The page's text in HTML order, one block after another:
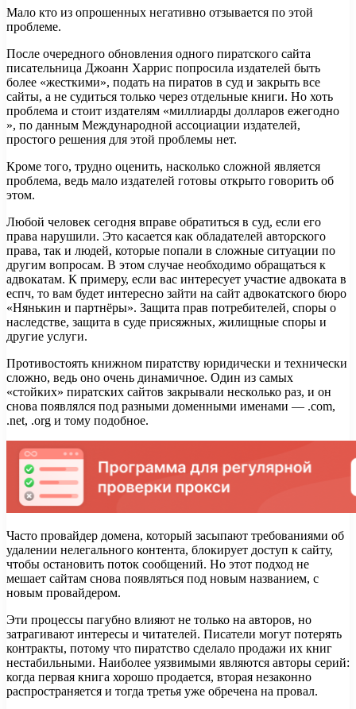
Мало кто из опрошенных негативно отзывается по этой
проблеме.
После очередного обновления одного пиратского сайта
писательница Джоанн Харрис попросила издателей быть
более «жесткими», подать на пиратов в суд и закрыть все
сайты, а не судиться только через отдельные книги. Но хоть
проблема и стоит издателям «миллиарды долларов ежегодно
», по данным Международной ассоциации издателей,
простого решения для этой проблемы нет.
Кроме того, трудно оценить, насколько сложной является
проблема, ведь мало издателей готовы открыто говорить об
этом.
Любой человек сегодня вправе обратиться в суд, если его
права нарушили. Это касается как обладателей авторского
права, так и людей, которые попали в сложные ситуации по
другим вопросам. В этом случае необходимо обращаться к
адвокатам. К примеру, если вас интересует участие адвоката в
еспч, то вам будет интересно зайти на сайт адвокатского бюро
«Нянькин и партнёры». Защита прав потребителей, споры о
наследстве, защита в суде присяжных, жилищные споры и
другие услуги.
Противостоять книжном пиратству юридически и технически
сложно, ведь оно очень динамичное. Один из самых
«стойких» пиратских сайтов закрывали несколько раз, и он
снова появлялся под разными доменными именами — .com,
.net, .org и тому подобное.
Часто провайдер домена, который засыпают требованиями об
удалении нелегального контента, блокирует доступ к сайту,
чтобы остановить поток сообщений. Но этот подход не
мешает сайтам снова появляться под новым названием, с
новым провайдером.
Эти процессы пагубно влияют не только на авторов, но
затрагивают интересы и читателей. Писатели могут потерять
контракты, потому что пиратство сделало продажи их книг
нестабильными. Наиболее уязвимыми являются авторы серий:
когда первая книга хорошо продается, вторая незаконно
распространяется и тогда третья уже обречена на провал.